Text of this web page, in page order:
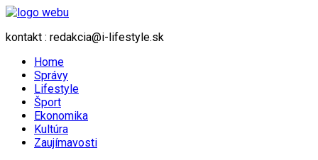
kontakt : redakcia@i-lifestyle.sk
Home
Správy
Lifestyle
Šport
Ekonomika
Kultúra
Zaujímavosti